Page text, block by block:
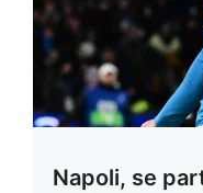
Napoli, se